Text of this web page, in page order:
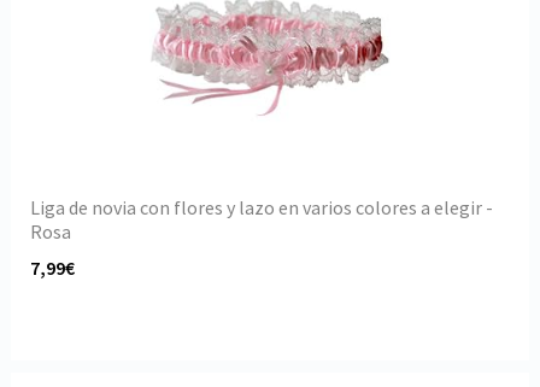
Liga de novia con flores y lazo en varios colores a elegir -
Rosa
7,99€